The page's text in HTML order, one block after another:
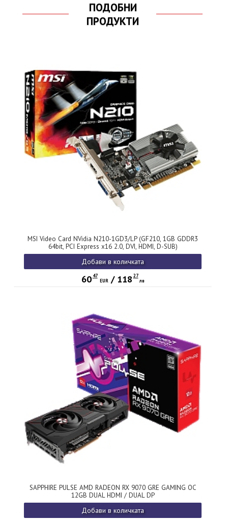
ПОДОБНИ
ПРОДУКТИ
MSI Video Card NVidia N210-1GD3/LP (GF210, 1GB GDDR3
64bit, PCI Express x16 2.0, DVI, HDMI, D-SUB)
Добави в количката
60 47
EUR/ 118 27
лв
SAPPHIRE PULSE AMD RADEON RX 9070 GRE GAMING OC
12GB DUAL HDMI / DUAL DP
Добави в количката